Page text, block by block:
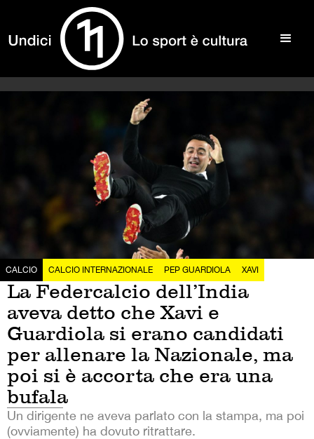
CALCIO CALCIO INTERNAZIONALE PEP GUARDIOLA XAVI
La Federcalcio dell’India
aveva detto che Xavi e
Guardiola si erano candidati
per allenare la Nazionale, ma
poi si è accorta che era una
bufala
Un dirigente ne aveva parlato con la stampa, ma poi
(ovviamente) ha dovuto ritrattare.